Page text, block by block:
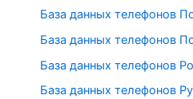
База данных телефонов
База данных телефонов
База данных телефонов
База данных телефонов